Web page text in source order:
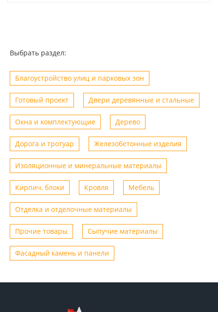
Выбрать раздел:
Благоустройство улиц и парковых зон
Готовый проект Двери деревянные и стальные
Окна и комплектующие Дерево
Дорога и тротуар Железобетонные изделия
Изоляционные и минеральные материалы
Кирпич, блоки Кровля Мебель
Отделка и отделочные материалы
Прочие товары Сыпучие материалы
Фасадный камень и панели